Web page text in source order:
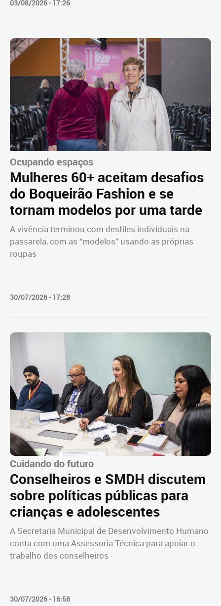
03/08/2026 - 17:26
Ocupando espaços
Mulheres 60+ aceitam desafios
do Boqueirão Fashion e se
tornam modelos por uma tarde
A vivência terminou com desfiles individuais na
passarela, com as “modelos” usando as próprias
roupas
30/07/2026 - 17:28
Cuidando do futuro
Conselheiros e SMDH discutem
sobre políticas públicas para
crianças e adolescentes
A Secretaria Municipal de Desenvolvimento Humano
conta com uma Assessoria Técnica para apoiar o
trabalho dos conselheiros
30/07/2026 - 16:58